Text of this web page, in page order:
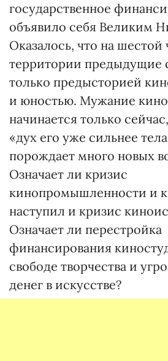
государственное
объявило себя Великим
Оказалось, что на шестой
территории предыдущие
только предысторией
и юностью. Мужание кино
начинается только
«дух его уже сильнее
порождает много новых
Означает ли кризис
кинопромышленности и
наступил и кризис
Означает ли перестройка
финансирования
свободе творчества и
денег в искусстве?